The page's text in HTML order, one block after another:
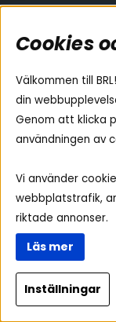
Områden
Billjud
Hemmaljud
Medarbetare
Vad passar i
Yamaha
Ljud till A-
Ljud till båten
Ljud till lastbil
Ljus till A-
Visselblåsning
Cookies
Välkommen till
din
Genom att klicka
användningen av
Vi använder
webbplatstrafik,
riktade annonser.
Läs mer
Inställningar